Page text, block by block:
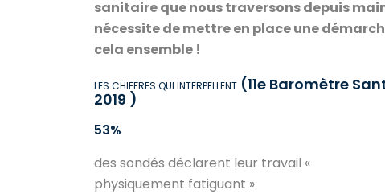
sanitaire que nous traversons depuis
nécessite de mettre en place une
cela ensemble !
LES CHIFFRES QUI INTERPELLENT (11e Baromètre
2019 )
53%
des sondés déclarent leur travail «
physiquement fatiguant »